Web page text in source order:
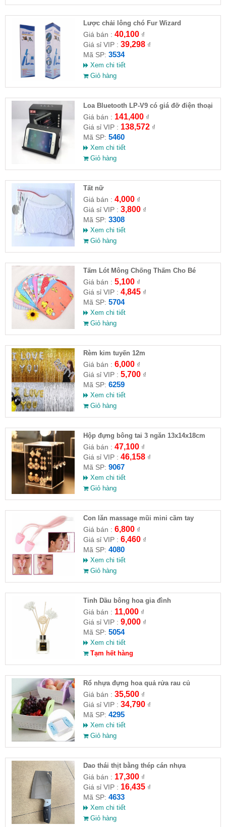
Lược chải lông chó Fur Wizard
Giá bán : 40,100₫
Giá sỉ VIP : 39,298₫
Mã SP: 3534
Xem chi tiết
Giỏ hàng
Loa Bluetooth LP-V9 có giá đỡ điện thoại
Giá bán : 141,400₫
Giá sỉ VIP : 138,572₫
Mã SP: 5460
Xem chi tiết
Giỏ hàng
Tất nữ
Giá bán : 4,000₫
Giá sỉ VIP : 3,800₫
Mã SP: 3308
Xem chi tiết
Giỏ hàng
Tấm Lót Mông Chống Thấm Cho Bé
Giá bán : 5,100₫
Giá sỉ VIP : 4,845₫
Mã SP: 5704
Xem chi tiết
Giỏ hàng
Rèm kim tuyến 12m
Giá bán : 6,000₫
Giá sỉ VIP : 5,700₫
Mã SP: 6259
Xem chi tiết
Giỏ hàng
Hộp đựng bông tai 3 ngăn 13x14x18cm
Giá bán : 47,100₫
Giá sỉ VIP : 46,158₫
Mã SP: 9067
Xem chi tiết
Giỏ hàng
Con lăn massage mũi mini cầm tay
Giá bán : 6,800₫
Giá sỉ VIP : 6,460₫
Mã SP: 4080
Xem chi tiết
Giỏ hàng
Tinh Dầu bông hoa gia đình
Giá bán : 11,000₫
Giá sỉ VIP : 9,000₫
Mã SP: 5054
Xem chi tiết
Tạm hết hàng
Rổ nhựa đựng hoa quả rửa rau củ
Giá bán : 35,500₫
Giá sỉ VIP : 34,790₫
Mã SP: 4295
Xem chi tiết
Giỏ hàng
Dao thái thịt bằng thép cán nhựa
Giá bán : 17,300₫
Giá sỉ VIP : 16,435₫
Mã SP: 4633
Xem chi tiết
Giỏ hàng